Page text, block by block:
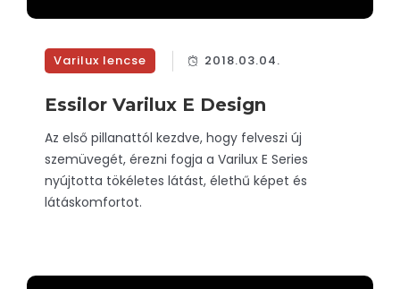
Varilux lencse 2018.03.04.
Essilor Varilux E Design
Az első pillanattól kezdve, hogy felveszi új
szemüvegét, érezni fogja a Varilux E Series
nyújtotta tökéletes látást, élethű képet és
látáskomfortot.